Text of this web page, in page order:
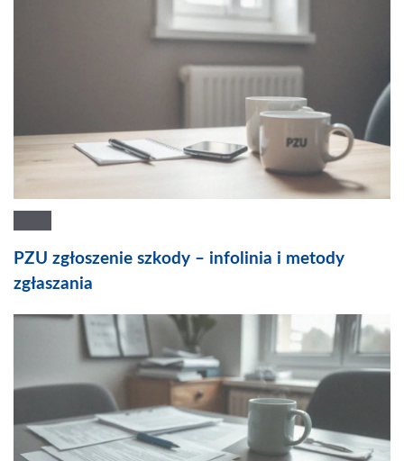
PZU zgłoszenie szkody – infolinia i metody
zgłaszania